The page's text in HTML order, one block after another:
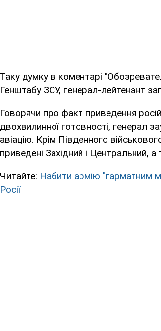
Таку думку в коментарі
Генштабу ЗСУ, генерал-лейтенант
Говорячи про факт приведення
двохвилинної готовності, генерал
авіацію. Крім Південного
приведені Західний і Центральний,
Читайте: Набити армію "гарматним
Росії